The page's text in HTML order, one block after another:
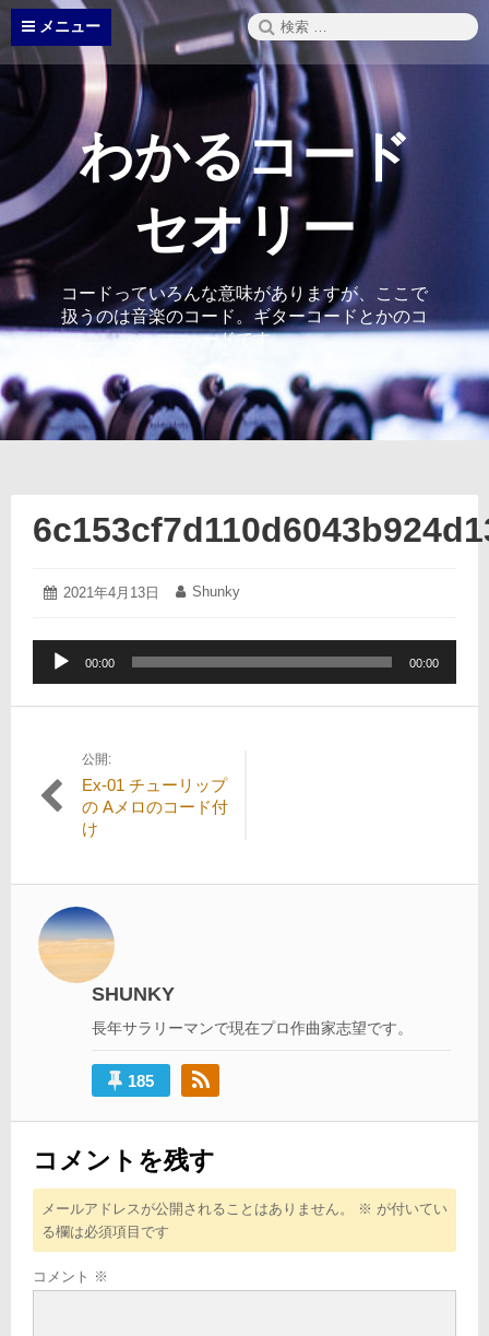
コ
テ
ン
ッ
プ
メニュー
検
索:
わかるコード
セオリー
コードっていろんな意味がありますが、ここで
扱うのは音楽のコード。ギターコードとかのコ
ードです。
投
2021年4月13日
2021
月
13
日
投
Shunky
ー
00:00 00:00
稿
ゲ
ー
シ
公開:
Ex-01 チューリップ
の Aメロのコード付
け
SHUNKY
長年サラリーマンで現在プロ作曲家志望です。
185
コメントを残す
メールアドレスが公開されることはありません。 ※ が付いてい
る欄は必須項目です
コメント ※